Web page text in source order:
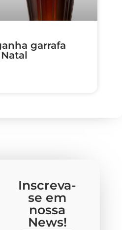
garrafa
Inscreva-
se em
nossa
News!